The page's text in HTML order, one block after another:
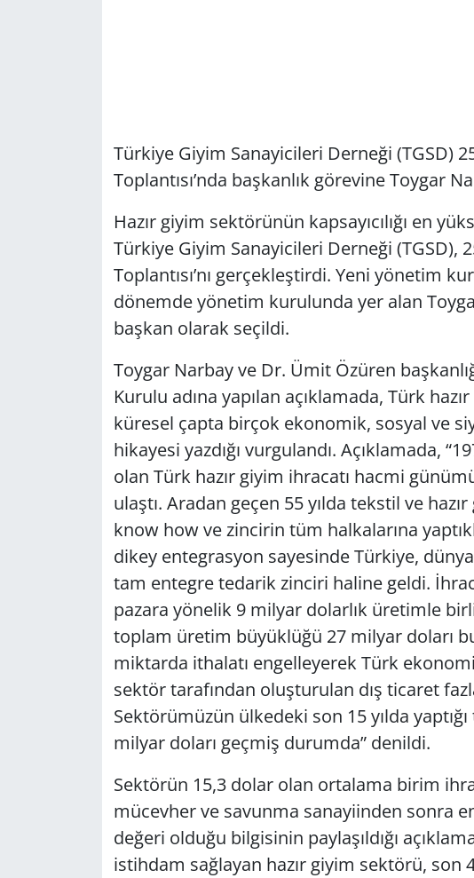
Türkiye Giyim Sanayicileri Derneği (TGSD)
Toplantısı’nda başkanlık görevine Toygar
Hazır giyim sektörünün kapsayıcılığı en
Türkiye Giyim Sanayicileri Derneği (TGSD),
Toplantısı’nı gerçekleştirdi. Yeni yönetim
dönemde yönetim kurulunda yer alan
başkan olarak seçildi.
Toygar Narbay ve Dr. Ümit Özüren
Kurulu adına yapılan açıklamada, Türk
küresel çapta birçok ekonomik, sosyal ve
hikayesi yazdığı vurgulandı. Açıklamada,
olan Türk hazır giyim ihracatı hacmi
ulaştı. Aradan geçen 55 yılda tekstil ve
know how ve zincirin tüm halkalarına
dikey entegrasyon sayesinde Türkiye,
tam entegre tedarik zinciri haline geldi.
pazara yönelik 9 milyar dolarlık üretimle
toplam üretim büyüklüğü 27 milyar doları
miktarda ithalatı engelleyerek Türk
sektör tarafından oluşturulan dış ticaret
Sektörümüzün ülkedeki son 15 yılda
milyar doları geçmiş durumda” denildi.
Sektörün 15,3 dolar olan ortalama birim
mücevher ve savunma sanayiinden sonra
değeri olduğu bilgisinin paylaşıldığı
istihdam sağlayan hazır giyim sektörü, son